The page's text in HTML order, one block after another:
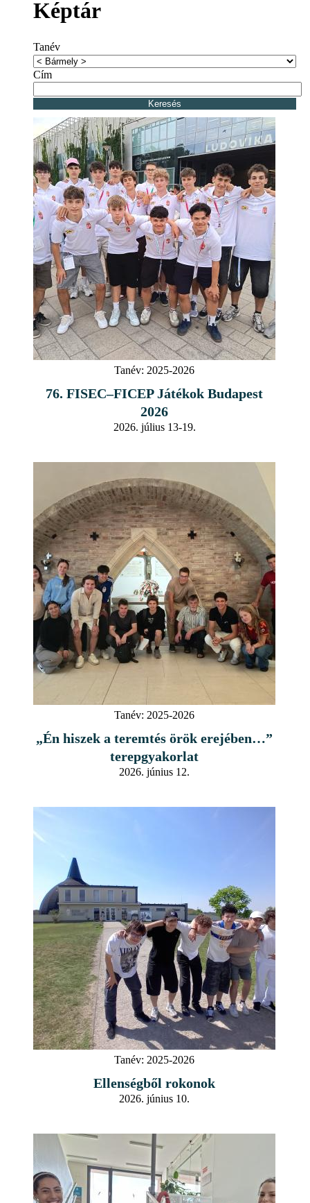
Képtár
Tanév
Cím
Tanév: 2025-2026
76. FISEC–FICEP Játékok Budapest
2026
2026. július 13-19.
Tanév: 2025-2026
„Én hiszek a teremtés örök erejében…”
terepgyakorlat
2026. június 12.
Tanév: 2025-2026
Ellenségből rokonok
2026. június 10.